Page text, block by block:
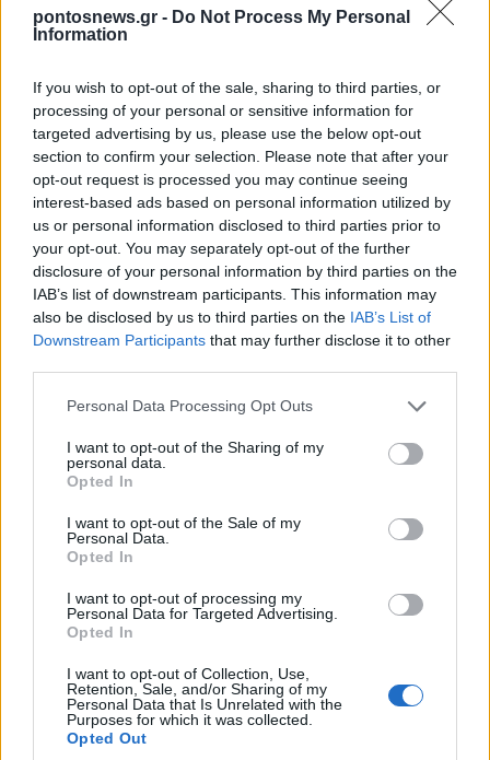
pontosnews.gr - Do Not Process My Personal
Information
If you wish to opt-out of the sale, sharing to third parties, or
processing of your personal or sensitive information for
targeted advertising by us, please use the below opt-out
section to confirm your selection. Please note that after your
opt-out request is processed you may continue seeing
interest-based ads based on personal information utilized by
us or personal information disclosed to third parties prior to
your opt-out. You may separately opt-out of the further
disclosure of your personal information by third parties on the
IAB’s list of downstream participants. This information may
also be disclosed by us to third parties on the IAB’s List of
Downstream Participants that may further disclose it to other
Please note that this website/app uses one or more Google
not limited to your visit or usage behaviour. You may click to
grant or deny consent to Google and its third-party tags to
use your data for below specified purposes in below Google
consent section.
Personal Data Processing Opt Outs
I want to opt-out of the Sharing of my
personal data.
Opted In
I want to opt-out of the Sale of my
Personal Data.
Opted In
I want to opt-out of processing my
Personal Data for Targeted Advertising.
Opted In
I want to opt-out of Collection, Use,
Retention, Sale, and/or Sharing of my
Personal Data that Is Unrelated with the
Purposes for which it was collected.
Opted Out
ΠΙΣΤΗ
Ο αρχιεπίσκοπος Καναδά Σωτήριος αποχωρεί
έπειτα από 52 χρόνια διακονίας – Ξεκινούν οι
διαδικασίες διαδοχής
7/07/2026 - 5:37μμ
Παναγία Σουμελά: Αρχιερατικό συλλείτουργο και